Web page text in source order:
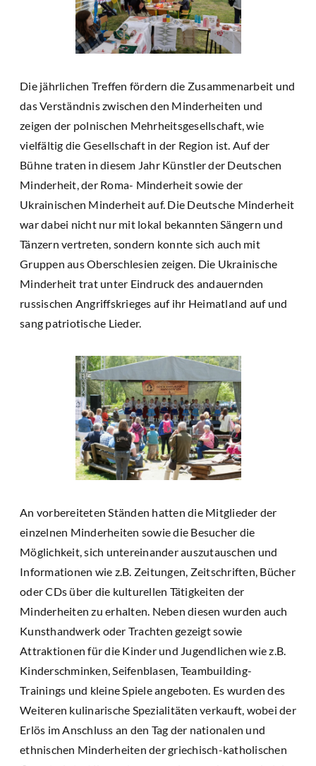
Die jährlichen Treffen fördern die Zusammenarbeit und
das Verständnis zwischen den Minderheiten und
zeigen der polnischen Mehrheitsgesellschaft, wie
vielfältig die Gesellschaft in der Region ist. Auf der
Bühne traten in diesem Jahr Künstler der Deutschen
Minderheit, der Roma- Minderheit sowie der
Ukrainischen Minderheit auf. Die Deutsche Minderheit
war dabei nicht nur mit lokal bekannten Sängern und
Tänzern vertreten, sondern konnte sich auch mit
Gruppen aus Oberschlesien zeigen. Die Ukrainische
Minderheit trat unter Eindruck des andauernden
russischen Angriffskrieges auf ihr Heimatland auf und
sang patriotische Lieder.
An vorbereiteten Ständen hatten die Mitglieder der
einzelnen Minderheiten sowie die Besucher die
Möglichkeit, sich untereinander auszutauschen und
Informationen wie z.B. Zeitungen, Zeitschriften, Bücher
oder CDs über die kulturellen Tätigkeiten der
Minderheiten zu erhalten. Neben diesen wurden auch
Kunsthandwerk oder Trachten gezeigt sowie
Attraktionen für die Kinder und Jugendlichen wie z.B.
Kinderschminken, Seifenblasen, Teambuilding-
Trainings und kleine Spiele angeboten. Es wurden des
Weiteren kulinarische Spezialitäten verkauft, wobei der
Erlös im Anschluss an den Tag der nationalen und
ethnischen Minderheiten der griechisch-katholischen